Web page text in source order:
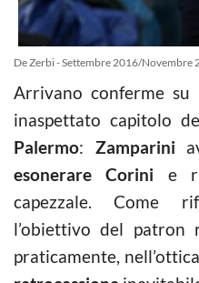
De Zerbi - Settembre 2016/Novembre
Arrivano conferme su
inaspettato capitolo
Palermo: Zamparini
esonerare Corini e
capezzale. Come
l’obiettivo del patron
praticamente,